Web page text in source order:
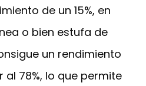
de un 15%, en
o bien estufa de
un rendimiento
78%, lo que permite